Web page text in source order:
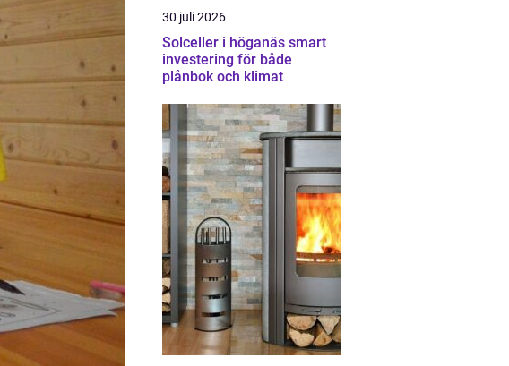
30 juli 2026
Solceller i höganäs smart
investering för både
plånbok och klimat